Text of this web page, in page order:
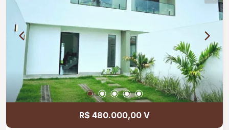
R$ 480.000,00 V